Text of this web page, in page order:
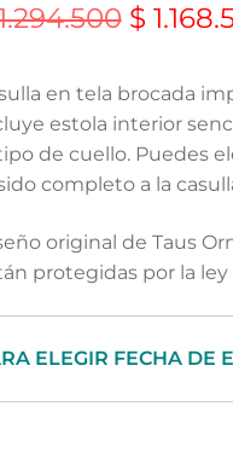
$
en tela brocada
estola interior
de cuello. Puedes
completo a la
original de Taus
protegidas por la
ELEGIR FECHA DE